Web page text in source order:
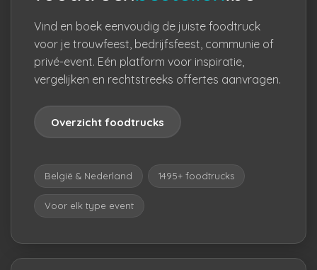
Vind en boek eenvoudig de juiste foodtruck
voor je trouwfeest, bedrijfsfeest, communie of
privé-event. Eén platform voor inspiratie,
vergelijken en rechtstreeks offertes aanvragen.
Overzicht foodtrucks
België & Nederland 1495+ foodtrucks
Voor elk type event